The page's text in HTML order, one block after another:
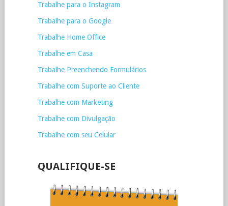
Trabalhe para o Instagram
Trabalhe para o Google
Trabalhe Home Office
Trabalhe em Casa
Trabalhe Preenchendo Formulários
Trabalhe com Suporte ao Cliente
Trabalhe com Marketing
Trabalhe com Divulgação
Trabalhe com seu Celular
QUALIFIQUE-SE